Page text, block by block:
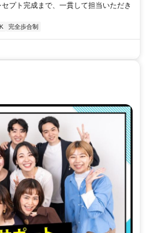
プト完成まで、一貫して担当いただき
完全歩合制